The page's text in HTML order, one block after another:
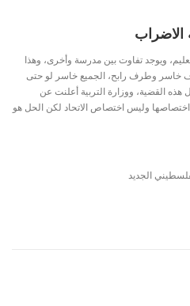
الاضراب
بالتعليم، ويوجد تفاوت بين مدرسة وأخرى، وهذا
خاسر وطرف رابح، الجميع خاسر لو حتى
القضية، ووزارة التربية أعلنت عن
وليس اختصاص الاتحاد لكن الحل هو
الجديد